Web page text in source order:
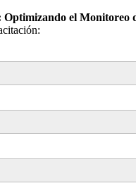
el Monitoreo